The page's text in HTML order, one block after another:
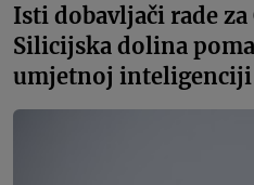
Isti dobavljači rade
Silicijska dolina
umjetnoj inteligenciji